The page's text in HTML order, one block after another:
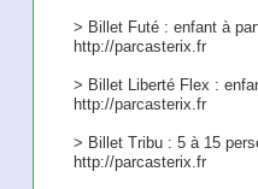
> Billet Futé : enfant à
http://parcasterix.fr
> Billet Liberté Flex :
http://parcasterix.fr
> Billet Tribu : 5 à 15
http://parcasterix.fr